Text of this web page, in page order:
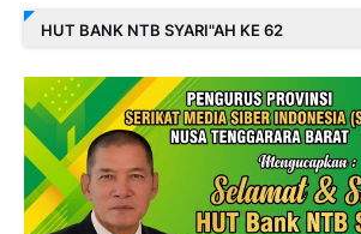
HUT BANK NTB SYARI"AH KE 62